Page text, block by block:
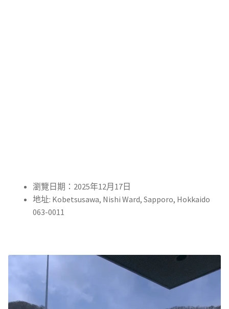
瀏覽日期：2025年12月17日
地址: Kobetsusawa, Nishi Ward, Sapporo, Hokkaido
063-0011